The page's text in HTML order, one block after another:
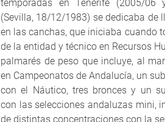
temporadas en Tenerife (2005/
(Sevilla, 18/12/1983) se dedicaba de
en las canchas, que iniciaba cuando
de la entidad y técnico en Recursos
palmarés de peso que incluye, al
en Campeonatos de Andalucía, un
con el Náutico, tres bronces y un
con las selecciones andaluzas mini,
de distintas concentraciones con la